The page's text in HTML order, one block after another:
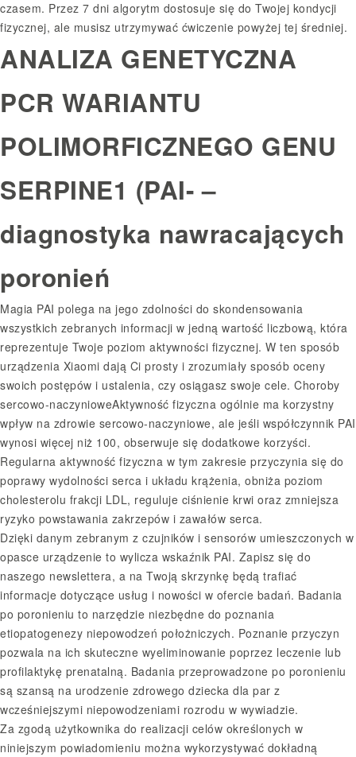
czasem. Przez 7 dni algorytm dostosuje się do Twojej kondycji
fizycznej, ale musisz utrzymywać ćwiczenie powyżej tej średniej.
ANALIZA GENETYCZNA
PCR WARIANTU
POLIMORFICZNEGO GENU
SERPINE1 (PAI- –
diagnostyka nawracających
poronień
Magia PAI polega na jego zdolności do skondensowania
wszystkich zebranych informacji w jedną wartość liczbową, która
reprezentuje Twoje poziom aktywności fizycznej. W ten sposób
urządzenia Xiaomi dają Ci prosty i zrozumiały sposób oceny
swoich postępów i ustalenia, czy osiągasz swoje cele. Choroby
sercowo-naczynioweAktywność fizyczna ogólnie ma korzystny
wpływ na zdrowie sercowo-naczyniowe, ale jeśli współczynnik PAI
wynosi więcej niż 100, obserwuje się dodatkowe korzyści.
Regularna aktywność fizyczna w tym zakresie przyczynia się do
poprawy wydolności serca i układu krążenia, obniża poziom
cholesterolu frakcji LDL, reguluje ciśnienie krwi oraz zmniejsza
ryzyko powstawania zakrzepów i zawałów serca.
Dzięki danym zebranym z czujników i sensorów umieszczonych w
opasce urządzenie to wylicza wskaźnik PAI. Zapisz się do
naszego newslettera, a na Twoją skrzynkę będą trafiać
informacje dotyczące usług i nowości w ofercie badań. Badania
po poronieniu to narzędzie niezbędne do poznania
etiopatogenezy niepowodzeń położniczych. Poznanie przyczyn
pozwala na ich skuteczne wyeliminowanie poprzez leczenie lub
profilaktykę prenatalną. Badania przeprowadzone po poronieniu
są szansą na urodzenie zdrowego dziecka dla par z
wcześniejszymi niepowodzeniami rozrodu w wywiadzie.
Za zgodą użytkownika do realizacji celów określonych w
niniejszym powiadomieniu można wykorzystywać dokładną